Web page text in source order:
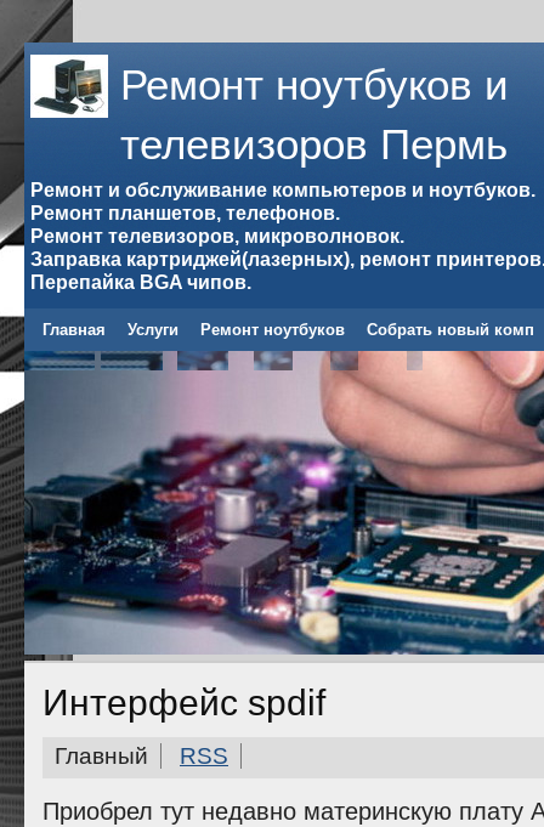
Ремонт ноутбуков и
телевизоров Пермь
Ремонт и обслуживание компьютеров и ноутбуков.
Ремонт планшетов, телефонов.
Ремонт телевизоров, микроволновок.
Заправка картриджей(лазерных), ремонт
Перепайка BGA чипов.
Главная Услуги Ремонт ноутбуков Собрать новый комп
Интерфейс spdif
Главный RSS
Приобрел тут недавно материнскую плату